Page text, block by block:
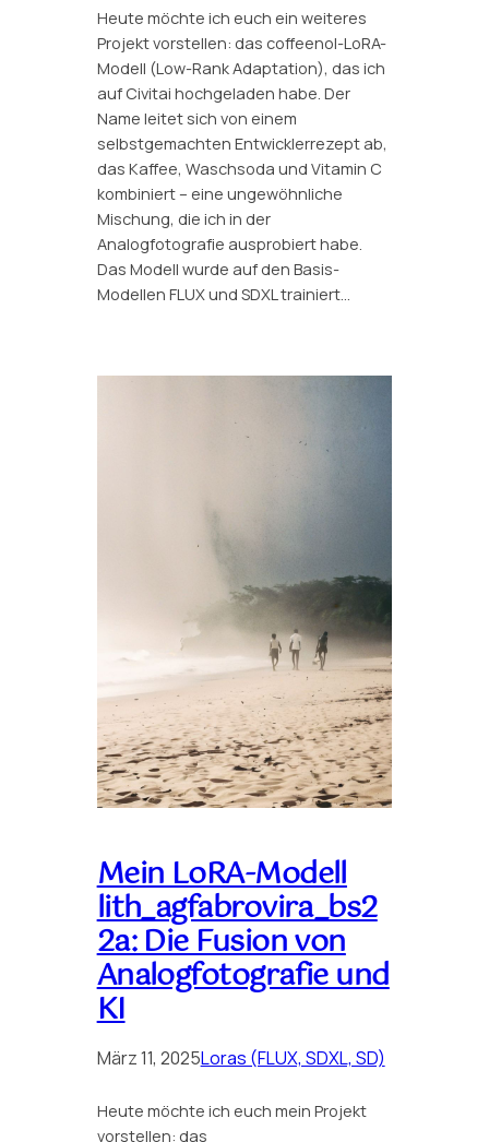
Heute möchte ich euch ein weiteres
Projekt vorstellen: das coffeenol-LoRA-
Modell (Low-Rank Adaptation), das ich
auf Civitai hochgeladen habe. Der
Name leitet sich von einem
selbstgemachten Entwicklerrezept ab,
das Kaffee, Waschsoda und Vitamin C
kombiniert – eine ungewöhnliche
Mischung, die ich in der
Analogfotografie ausprobiert habe.
Das Modell wurde auf den Basis-
Modellen FLUX und SDXL trainiert…
Mein LoRA-Modell
lith_agfabrovira_bs2
2a: Die Fusion von
Analogfotografie und
KI
März 11, 2025Loras (FLUX, SDXL, SD)
Heute möchte ich euch mein Projekt
vorstellen: das